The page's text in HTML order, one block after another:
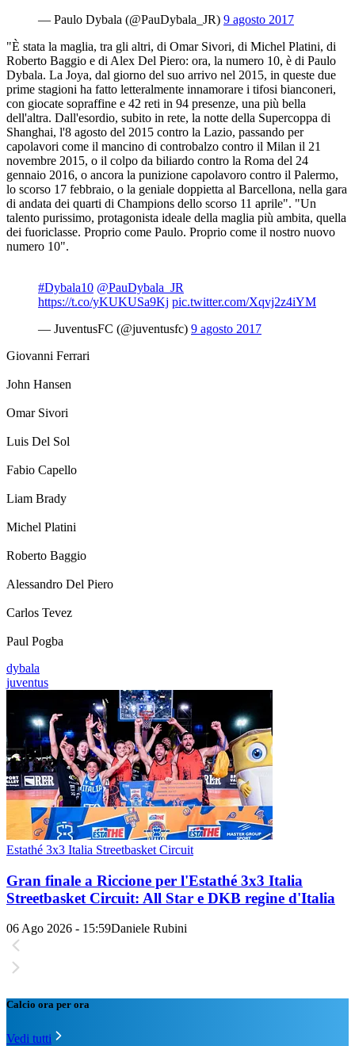
— Paulo Dybala (@PauDybala_JR) 9 agosto 2017
"È stata la maglia, tra gli altri, di Omar Sivori, di Michel Platini, di
Roberto Baggio e di Alex Del Piero: ora, la numero 10, è di Paulo
Dybala. La Joya, dal giorno del suo arrivo nel 2015, in queste due
prime stagioni ha fatto letteralmente innamorare i tifosi bianconeri,
con giocate sopraffine e 42 reti in 94 presenze, una più bella
dell'altra. Dall'esordio, subito in rete, la notte della Supercoppa di
Shanghai, l'8 agosto del 2015 contro la Lazio, passando per
capolavori come il mancino di controbalzo contro il Milan il 21
novembre 2015, o il colpo da biliardo contro la Roma del 24
gennaio 2016, o ancora la punizione capolavoro contro il Palermo,
lo scorso 17 febbraio, o la geniale doppietta al Barcellona, nella gara
di andata dei quarti di Champions dello scorso 11 aprile". "Un
talento purissimo, protagonista ideale della maglia più ambita, quella
dei fuoriclasse. Proprio come Paulo. Proprio come il nostro nuovo
numero 10".
#Dybala10 @PauDybala_JR
https://t.co/yKUKUSa9Kj pic.twitter.com/Xqvj2z4iYM
— JuventusFC (@juventusfc) 9 agosto 2017
Giovanni Ferrari
John Hansen
Omar Sivori
Luis Del Sol
Fabio Capello
Liam Brady
Michel Platini
Roberto Baggio
Alessandro Del Piero
Carlos Tevez
Paul Pogba
dybala
juventus
Estathé 3x3 Italia Streetbasket Circuit
Gran finale a Riccione per l'Estathé 3x3 Italia
Streetbasket Circuit: All Star e DKB regine d'Italia
06 Ago 2026 - 15:59Daniele Rubini
Calcio ora per ora
Vedi tutti